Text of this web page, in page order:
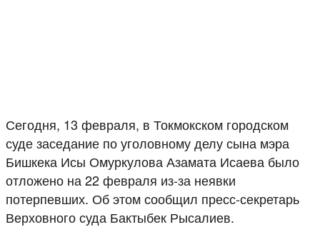
Сегодня, 13 февраля, в Токмокском городском
суде заседание по уголовному делу сына мэра
Бишкека Исы Омуркулова Азамата Исаева было
отложено на 22 февраля из-за неявки
потерпевших. Об этом сообщил пресс-секретарь
Верховного суда Бактыбек Рысалиев.